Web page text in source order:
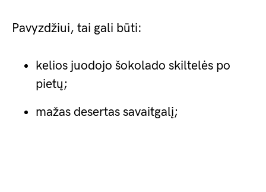
Pavyzdžiui, tai gali būti:
kelios juodojo šokolado skiltelės po
pietų;
mažas desertas savaitgalį;